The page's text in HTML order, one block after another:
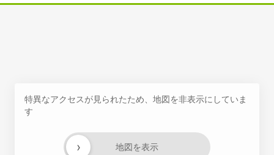
特異なアクセスが見られたため、地図を非表示にしていま
す
地図を表示
›